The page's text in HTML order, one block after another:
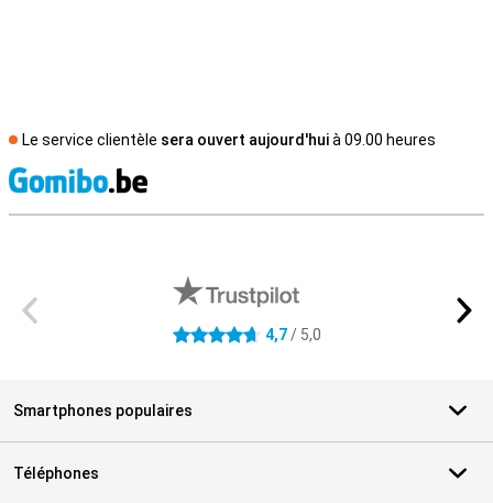
Le service clientèle sera ouvert aujourd'huià 09.00 heures
4.7 étoiles 4,7/ 5,0
Smartphones populaires
Téléphones